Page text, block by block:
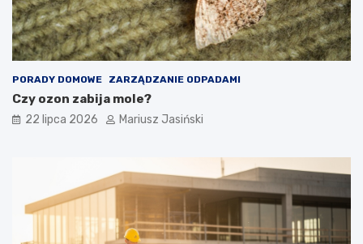
PORADY DOMOWE ZARZĄDZANIE ODPADAMI
Czy ozon zabija mole?
22 lipca 2026 Mariusz Jasiński